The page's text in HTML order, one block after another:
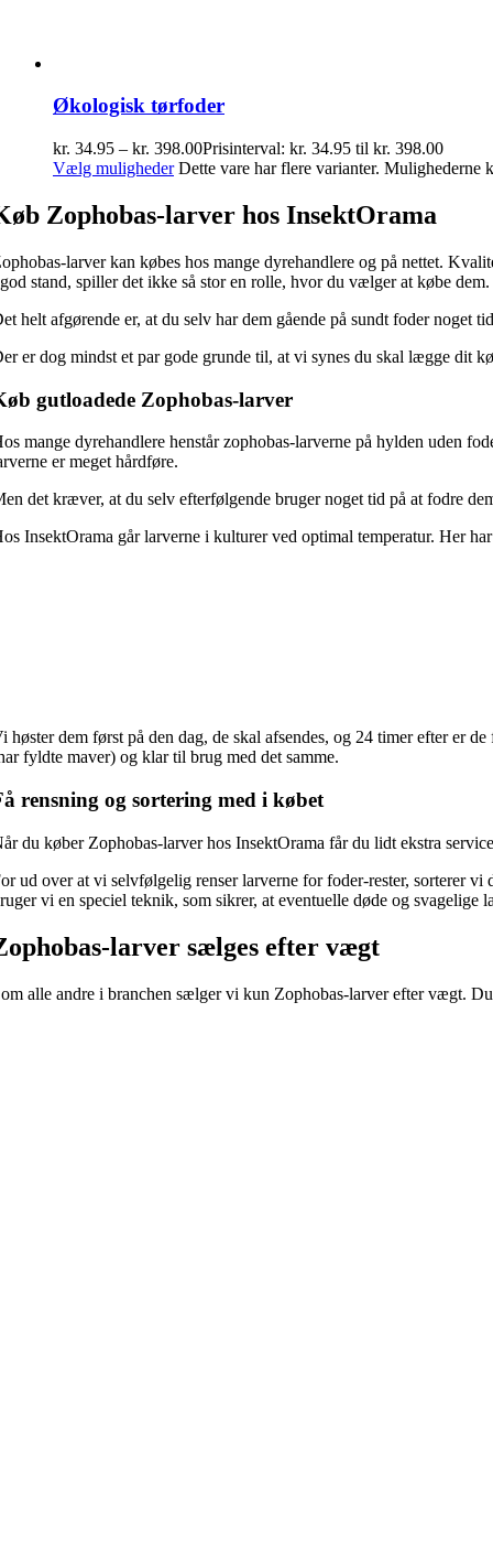
Økologisk tørfoder
kr. 34.95 – kr. 398.00Prisinterval: kr. 34.95 til kr. 398.00
Vælg muligheder Dette vare har flere varianter. Mulighederne
Zophobas-larver hos InsektOrama
larver kan købes hos mange dyrehandlere og på nettet.
stand, spiller det ikke så stor en rolle, hvor du vælger at købe dem.
helt afgørende er, at du selv har dem gående på sundt foder noget
er dog mindst et par gode grunde til, at vi synes du skal lægge dit
gutloadede Zophobas-larver
mange dyrehandlere henstår zophobas-larverne på hylden uden
er meget hårdføre.
det kræver, at du selv efterfølgende bruger noget tid på at fodre
InsektOrama går larverne i kulturer ved optimal temperatur. Her
høster dem først på den dag, de skal afsendes, og 24 timer efter er
fyldte maver) og klar til brug med det samme.
rensning og sortering med i købet
du køber Zophobas-larver hos InsektOrama får du lidt ekstra
ud over at vi selvfølgelig renser larverne for foder-rester, sorterer
vi en speciel teknik, som sikrer, at eventuelle døde og svagelige
larver sælges efter vægt
alle andre i branchen sælger vi kun Zophobas-larver efter vægt.